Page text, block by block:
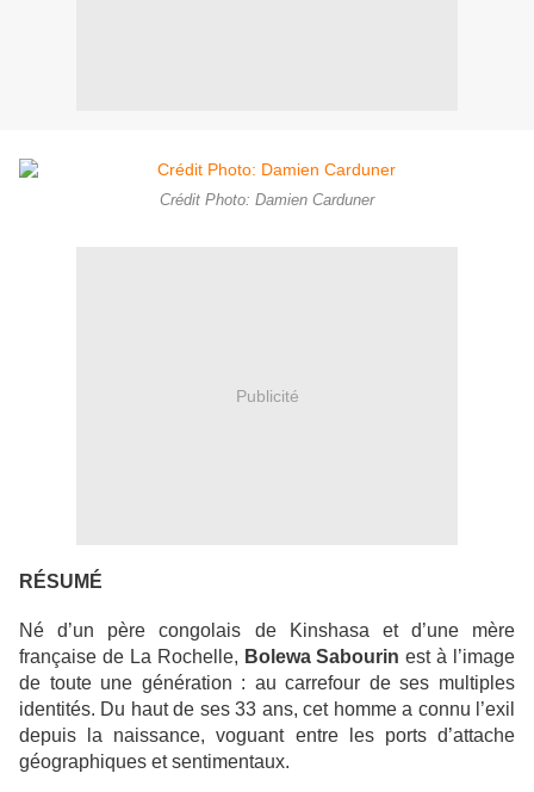
Crédit Photo: Damien Carduner
Publicité
RÉSUMÉ
Né d’un père congolais de Kinshasa et d’une mère
française de La Rochelle, Bolewa Sabourin est à l’image
de toute une génération : au carrefour de ses multiples
identités. Du haut de ses 33 ans, cet homme a connu l’exil
depuis la naissance, voguant entre les ports d’attache
géographiques et sentimentaux.